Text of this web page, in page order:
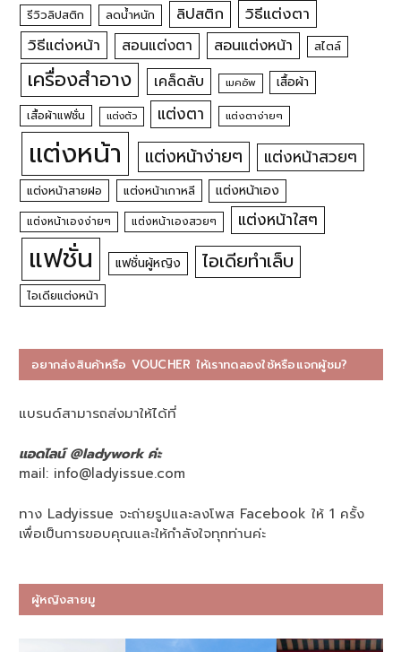
รีวิวลิปสติก ลดน้ำหนัก ลิปสติก
วิธีแต่งตา
วิธีแต่งหน้า
สอนแต่งตา สอนแต่งหน้า สไตล์
เครื่องสำอาง เคล็ดลับ เมคอัพ เสื้อผ้า
เสื้อผ้าแฟชั่น แต่งตัว แต่งตา แต่งตาง่ายๆ
แต่งหน้า แต่งหน้าง่ายๆ แต่งหน้าสวยๆ
แต่งหน้าสายฝอ แต่งหน้าเกาหลี แต่งหน้าเอง
แต่งหน้าเองง่ายๆ แต่งหน้าเองสวยๆ แต่งหน้าใสๆ
แฟชั่น แฟชั่นผู้หญิง ไอเดียทำเล็บ
ไอเดียแต่งหน้า
อยากส่งสินค้าหรือ VOUCHER ให้เราทดลองใช้หรือแจกผู้ชม?
แบรนด์สามารถส่งมาให้ได้ที่
แอดไลน์ @ladywork ค่ะ
mail: info@ladyissue.com
ทาง Ladyissue จะถ่ายรูปและลงโพส Facebook ให้ 1 ครั้ง
เพื่อเป็นการขอบคุณและให้กำลังใจทุกท่านค่ะ
ผู้หญิงสายมู